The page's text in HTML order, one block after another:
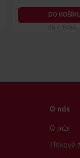
DO
Obj. č.: 1346022
O nás
O nás
Tiskové